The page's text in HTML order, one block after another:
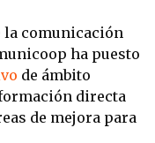
la comunicación
ha puesto
de ámbito
directa
de mejora para